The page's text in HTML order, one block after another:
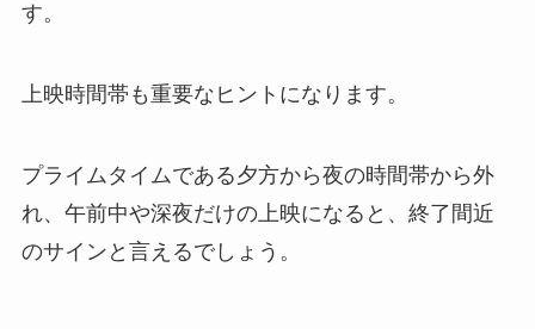
す。
上映時間帯も重要なヒントになります。
プライムタイムである夕方から夜の時間帯から外
れ、午前中や深夜だけの上映になると、終了間近
のサインと言えるでしょう。